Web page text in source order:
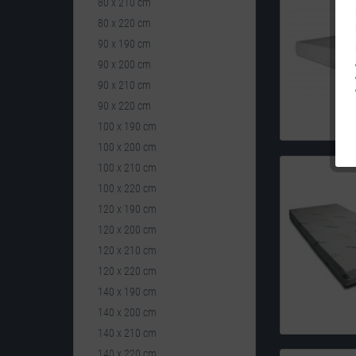
80 x 220 cm
90 x 190 cm
90 x 200 cm
90 x 210 cm
90 x 220 cm
100 x 190 cm
100 x 200 cm
100 x 210 cm
100 x 220 cm
120 x 190 cm
120 x 200 cm
120 x 210 cm
120 x 220 cm
140 x 190 cm
140 x 200 cm
140 x 210 cm